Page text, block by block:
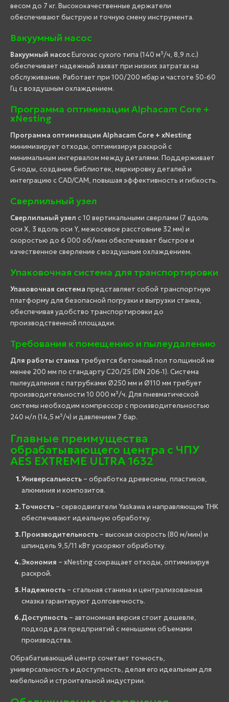
весом до 7 кг. Высококачественные держатели
обеспечивают быструю и точную смену инструмента.
Вакуумный насос
Вакуумный насосEurovac сухого типа (140 м³/ч, 8,9 л.с.)
обеспечивает надежный захват при низких затратах на
обслуживание. Работает при 100/200 мбар и частоте 50-60
Гц с воздушным охлаждением.
Программа оптимизации Alphacam Core +
xNesting
Программа оптимизации Alphacam Core + xNesting
минимизирует отходы, оптимизируя раскрой с
минимальным интервалом между деталями. Поддерживает
G-коды, создание библиотек, маркировку деталей и
интеграцию с CAD/CAM, повышая эффективность и гибкость.
Сверлильный узел
Сверлильный узел с 10 вертикальными сверлами (7 вдоль
оси X, 3 вдоль оси Y, межосевое расстояние 32 мм) и
скоростью до 6 000 об/мин обеспечивает быстрое и
качественное сверление с воздушным охлаждением.
Упаковочная система для транспортировки
Упаковочная система представляет собой транспортную
платформу для безопасной погрузки и выгрузки станка,
обеспечивая удобство транспортировки до
производственной площадки.
Требования к помещению и пылеудалению
Для работы станка требуется бетонный пол толщиной не
менее 200 мм по стандарту C20/25 (DIN 206-1). Система
пылеудаления с патрубками Ø250 мм и Ø110 мм требует
производительности 10 000 м³/ч. Для пневматической
системы необходим компрессор с производительностью
240 н/л (14,5 м³/ч) и давлением 7 бар.
Главные преимущества
обрабатывающего центра с ЧПУ
AES EXTREME ULTRA 1632
Универсальность – обработка древесины, пластиков,
алюминия и композитов.
Точность – серводвигатели Yaskawa и направляющие THK
обеспечивают идеальную обработку.
Производительность – высокая скорость (80 м/мин) и
шпиндель 9,5/11 кВт ускоряют обработку.
Экономия – xNesting сокращает отходы, оптимизируя
раскрой.
Надежность – стальная станина и централизованная
смазка гарантируют долговечность.
Доступность – автономная версия стоит дешевле,
подходя для предприятий с меньшими объемами
производства.
Обрабатывающий центр сочетает точность,
универсальность и доступность, делая его идеальным для
мебельной и строительной индустрии.